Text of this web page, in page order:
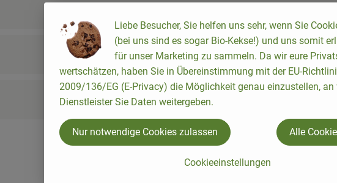
Liebe Besucher, Sie helfen uns sehr, wenn Sie
(bei uns sind es sogar Bio-Kekse!) und uns somit
für unser Marketing zu sammeln. Da wir eure
wertschätzen, haben Sie in Übereinstimmung mit der EU-
2009/136/EG (E-Privacy) die Möglichkeit genau einzustellen, an
Dienstleister Sie Daten weitergeben.
Cookieeinstellungen
Nur notwendige Cookies zulassen Alle